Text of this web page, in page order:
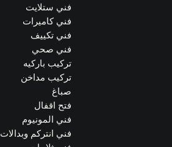
فني ستلايت
فني كاميرات
فني تكييف
فني صحي
تركيب باركيه
تركيب مداخن
صباغ
فتح اقفال
فني المونيوم
فني انتركم وبدالات